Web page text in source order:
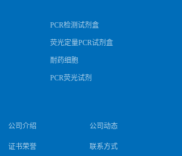
PCR检测试剂盒
荧光定量PCR试剂盒
耐药细胞
PCR荧光试剂
公司介绍 公司动态
证书荣誉 联系方式